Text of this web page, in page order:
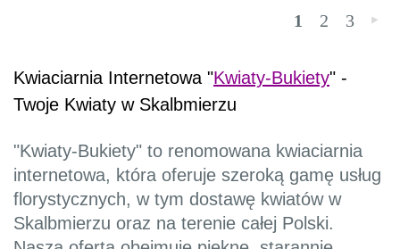
1 2 3 »
Kwiaciarnia Internetowa "Kwiaty-Bukiety" -
Twoje Kwiaty w Skalbmierzu
"Kwiaty-Bukiety" to renomowana kwiaciarnia
internetowa, która oferuje szeroką gamę usług
florystycznych, w tym dostawę kwiatów w
Skalbmierzu oraz na terenie całej Polski.